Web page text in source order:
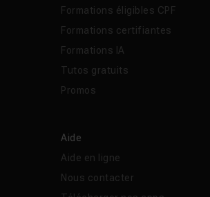
Formations éligibles CPF
Formations certifiantes
Formations IA
Tutos gratuits
Promos
Aide
Aide en ligne
Nous contacter